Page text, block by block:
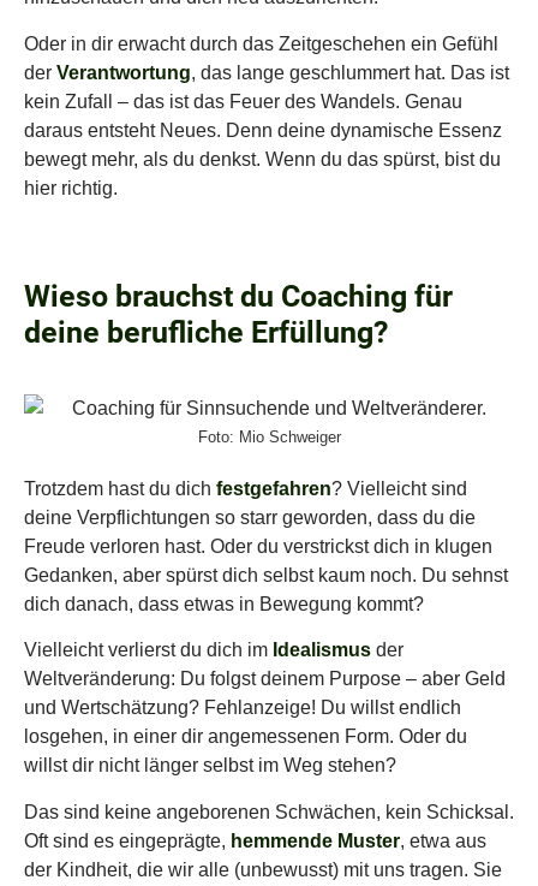
Oder in dir erwacht durch das Zeitgeschehen ein Gefühl
der Verantwortung, das lange geschlummert hat. Das ist
kein Zufall – das ist das Feuer des Wandels. Genau
daraus entsteht Neues. Denn deine dynamische Essenz
bewegt mehr, als du denkst. Wenn du das spürst, bist du
hier richtig.
Wieso brauchst du Coaching für
deine berufliche Erfüllung?
Foto: Mio Schweiger
Trotzdem hast du dich festgefahren? Vielleicht sind
deine Verpflichtungen so starr geworden, dass du die
Freude verloren hast. Oder du verstrickst dich in klugen
Gedanken, aber spürst dich selbst kaum noch. Du sehnst
dich danach, dass etwas in Bewegung kommt?
Vielleicht verlierst du dich im Idealismus der
Weltveränderung: Du folgst deinem Purpose – aber Geld
und Wertschätzung? Fehlanzeige! Du willst endlich
losgehen, in einer dir angemessenen Form. Oder du
willst dir nicht länger selbst im Weg stehen?
Das sind keine angeborenen Schwächen, kein Schicksal.
Oft sind es eingeprägte, hemmende Muster, etwa aus
der Kindheit, die wir alle (unbewusst) mit uns tragen. Sie